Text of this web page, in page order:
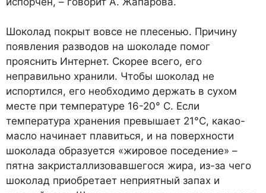
Шоколад покрыт вовсе не плесенью. Причину
появления разводов на шоколаде помог
прояснить Интернет. Скорее всего, его
неправильно хранили. Чтобы шоколад не
испортился, его необходимо держать в сухом
месте при температуре 16-20° С. Если
температура хранения превышает 21°С, какао-
масло начинает плавиться, и на поверхности
шоколада образуется «жировое поседение» –
пятна закристаллизовавшегося жира, из-за чего
шоколад приобретает неприятный запах и